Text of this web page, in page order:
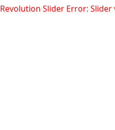
Revolution Slider Error: